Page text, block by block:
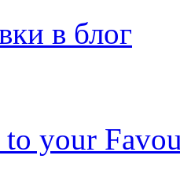
в блог
your